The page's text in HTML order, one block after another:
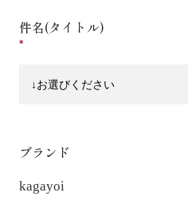
件名(タイトル)
ブランド
kagayoi